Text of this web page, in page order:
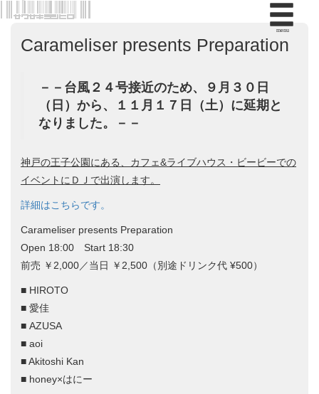
menu
Carameliser presents Preparation
－－台風２４号接近のため、９月３０日
（日）から、１１月１７日（土）に延期と
なりました。－－
神戸の王子公園にある、カフェ&ライブハウス・ビービーでの
イベントにＤＪで出演します。
詳細はこちらです。
Carameliser presents Preparation
Open 18:00 Start 18:30
前売 ￥2,000／当日 ￥2,500（別途ドリンク代 ¥500）
■ HIROTO
■ 愛佳
■ AZUSA
■ aoi
■ Akitoshi Kan
■ honey×はにー